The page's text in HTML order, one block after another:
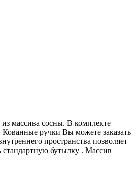
массива сосны. В комплекте
ручки Вы можете заказать
пространства позволяет
стандартную бутылку . Массив